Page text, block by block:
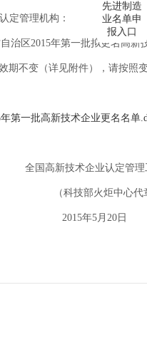
先进制造
业名单申
报入口
定管理机构 ：
治区2015年第一批拟更名 高新
期不变（详见附件），请按照
第一批高新技术企业更名名单
认定管理工作领
炬中心代章
年5月 20日